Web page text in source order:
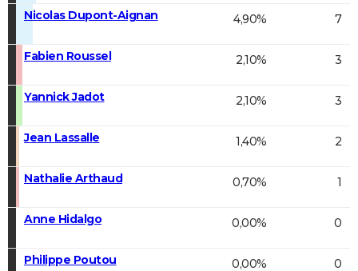
Nicolas Dupont-Aignan 4,90% 7
Fabien Roussel 2,10% 3
Yannick Jadot 2,10% 3
Jean Lassalle 1,40% 2
Nathalie Arthaud 0,70% 1
Anne Hidalgo 0,00% 0
Philippe Poutou 0,00% 0